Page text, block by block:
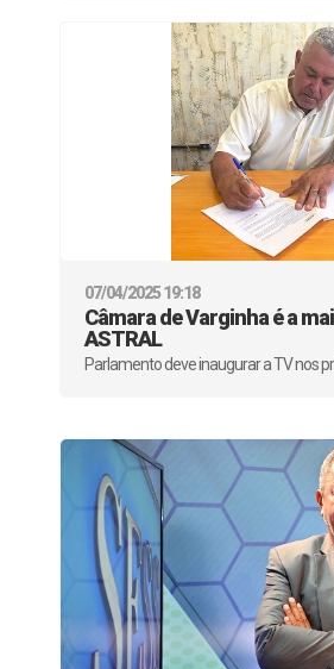
07/04/2025 19:18
Câmara de Varginha é a
ASTRAL
Parlamento deve inaugurar a TV nos